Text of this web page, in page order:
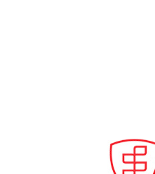
Turistický
Školní
Dokumenty
Užitečné odkazy